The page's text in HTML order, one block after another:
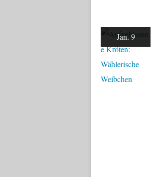
Jan. 9